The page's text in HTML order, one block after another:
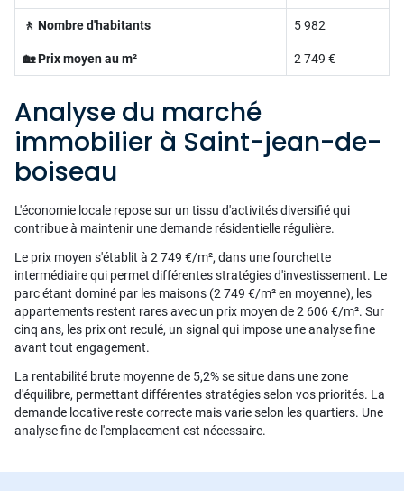
🚶 Nombre d'habitants 5 982
🏡 Prix moyen au m² 2 749 €
Analyse du marché
immobilier à Saint-jean-de-
boiseau
L'économie locale repose sur un tissu d'activités diversifié qui
contribue à maintenir une demande résidentielle régulière.
Le prix moyen s'établit à 2 749 €/m², dans une fourchette
intermédiaire qui permet différentes stratégies d'investissement. Le
parc étant dominé par les maisons (2 749 €/m² en moyenne), les
appartements restent rares avec un prix moyen de 2 606 €/m². Sur
cinq ans, les prix ont reculé, un signal qui impose une analyse fine
avant tout engagement.
La rentabilité brute moyenne de 5,2% se situe dans une zone
d'équilibre, permettant différentes stratégies selon vos priorités. La
demande locative reste correcte mais varie selon les quartiers. Une
analyse fine de l'emplacement est nécessaire.